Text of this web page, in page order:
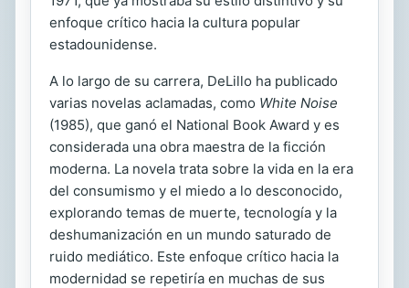
enfoque crítico hacia la cultura popular
estadounidense.
A lo largo de su carrera, DeLillo ha publicado
varias novelas aclamadas, como White Noise
(1985), que ganó el National Book Award y es
considerada una obra maestra de la ficción
moderna. La novela trata sobre la vida en la era
del consumismo y el miedo a lo desconocido,
explorando temas de muerte, tecnología y la
deshumanización en un mundo saturado de
ruido mediático. Este enfoque crítico hacia la
modernidad se repetiría en muchas de sus